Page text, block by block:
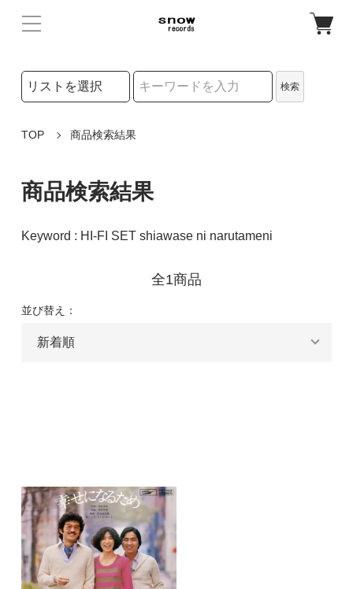
検索リストの選択
検索
TOP 商品検索結果
商品検索結果
Keyword : HI-FI SET shiawase ni narutameni
全1商品
並び替え：